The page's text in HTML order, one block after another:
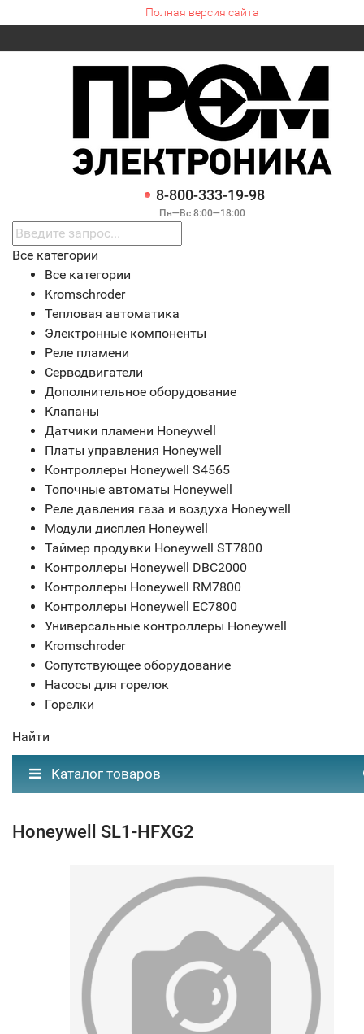
Полная версия сайта
8-800-333-19-98
Пн—Вс 8:00—18:00
Все категории
Все категории
Kromschroder
Тепловая автоматика
Электронные компоненты
Реле пламени
Серводвигатели
Дополнительное оборудование
Клапаны
Датчики пламени Honeywell
Платы управления Honeywell
Контроллеры Honeywell S4565
Топочные автоматы Honeywell
Реле давления газа и воздуха Honeywell
Модули дисплея Honeywell
Таймер продувки Honeywell ST7800
Контроллеры Honeywell DBC2000
Контроллеры Honeywell RM7800
Контроллеры Honeywell EC7800
Универсальные контроллеры Honeywell
Kromschroder
Сопутствующее оборудование
Насосы для горелок
Горелки
Найти
Каталог товаров
Honeywell SL1-HFXG2